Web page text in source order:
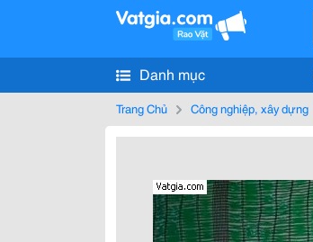
Danh mục
Trang Chủ Công nghiệp, xây dựng